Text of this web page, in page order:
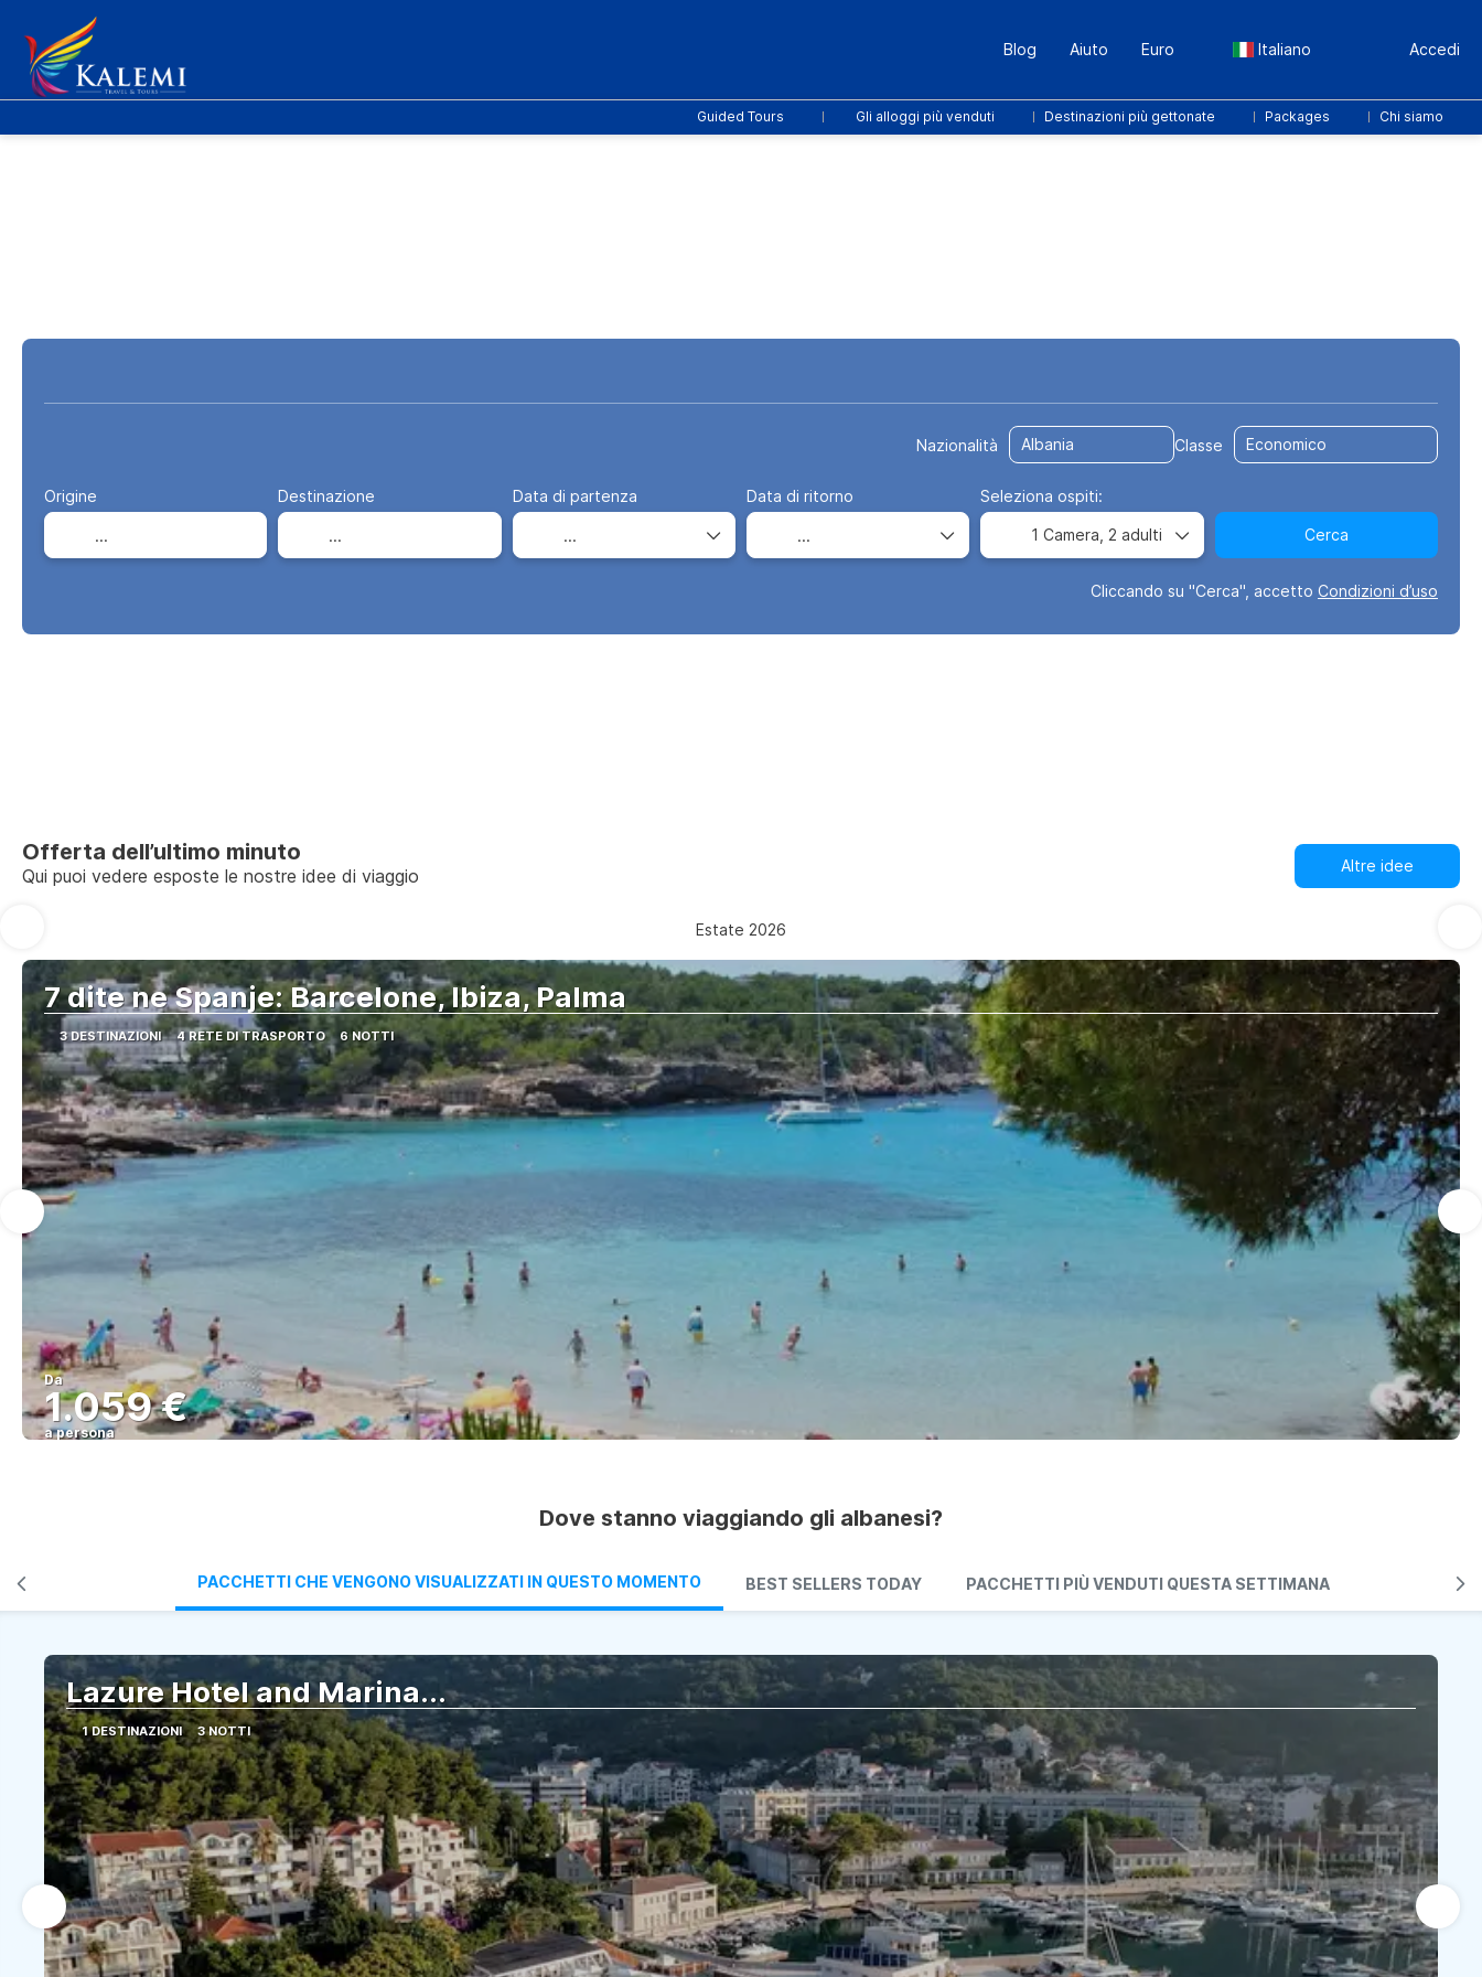
Blog Aiuto Euro Italiano Accedi
Guided Tours Gli alloggi più venduti Destinazioni più gettonate Packages Chi siamo
Nazionalità Classe
Origine Destinazione Data di partenza Data di ritorno Seleziona ospiti:
1 Camera, 2 adulti Cerca
Cliccando su "Cerca", accetto Condizioni d’uso
Offerta dell’ultimo minuto
Qui puoi vedere esposte le nostre idee di viaggio Altre idee
Estate 2026
7 dite ne Spanje: Barcelone, Ibiza, Palma
3 DESTINAZIONI 4 RETE DI TRASPORTO 6 NOTTI
Da
1.059 €
a persona
Dove stanno viaggiando gli albanesi?
PACCHETTI CHE VENGONO VISUALIZZATI IN QUESTO MOMENTO BEST SELLERS TODAY PACCHETTI PIÙ VENDUTI QUESTA SETTIMANA
Lazure Hotel and Marina...
1 DESTINAZIONI 3 NOTTI